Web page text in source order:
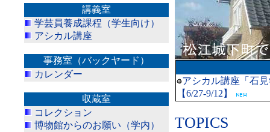
講義室
学芸員養成課程（学生向け）
アシカル講座
事務室（バックヤード）
カレンダー
収蔵室
コレクション
博物館からのお願い（学内）
アシカル講座「石
【6/27-9/12】
TOPICS